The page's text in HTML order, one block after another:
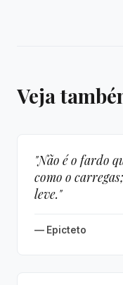
Veja
"Não é o fardo
como o
leve."
— Epicteto